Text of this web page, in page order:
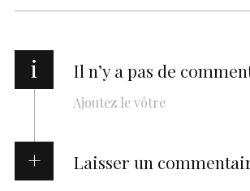
i Il n’y a pas de
Ajoutez le vôtre
Laisser un